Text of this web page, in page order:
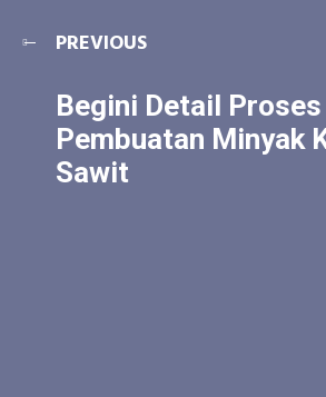
PREVIOUS
Begini Detail Proses
Pembuatan Minyak
Sawit